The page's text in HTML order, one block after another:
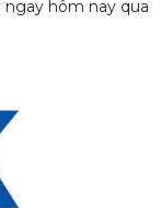
hôm nay qua